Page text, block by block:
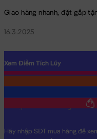
Giao hàng nhanh, đặt gấp
16.3.2025
Xem Điểm Tích Lũy
Hãy nhập SĐT mua hàng để